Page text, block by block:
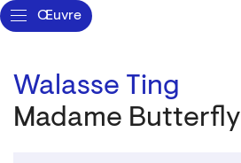
Œuvre
Walasse Ting
Madame Butterfly